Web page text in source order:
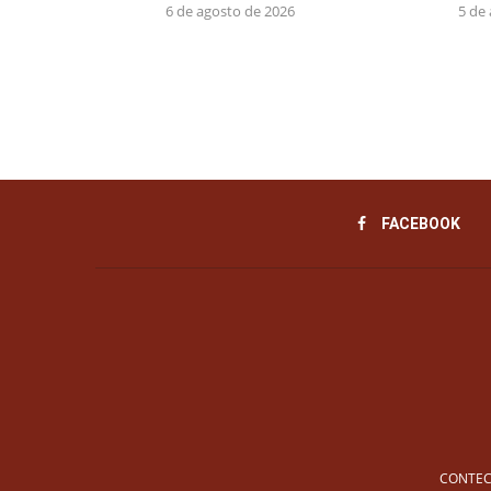
6 de agosto de 2026 5 de
FACEBOOK